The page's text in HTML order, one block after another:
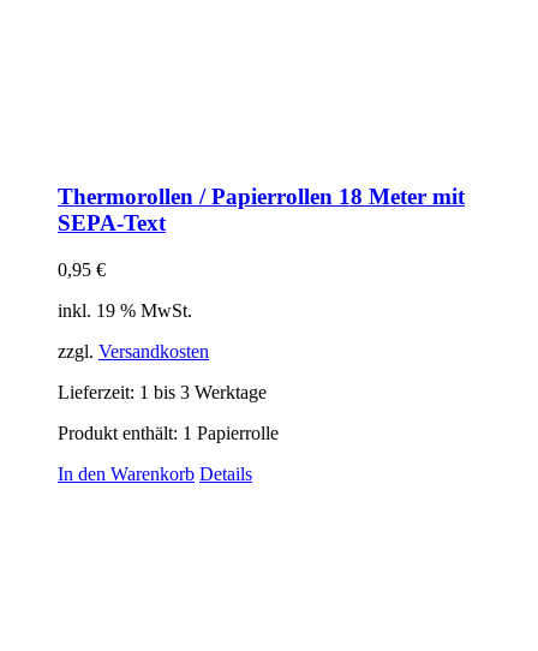
Thermorollen / Papierrollen 18 Meter mit
SEPA-Text
0,95 €
inkl. 19 % MwSt.
zzgl. Versandkosten
Lieferzeit: 1 bis 3 Werktage
Produkt enthält: 1 Papierrolle
In den Warenkorb Details